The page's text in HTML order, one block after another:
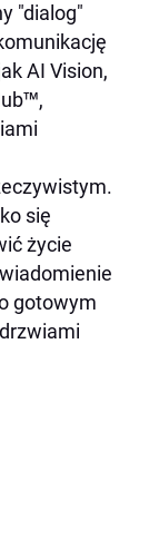
"dialog"
AI Vision,
się
życie
gotowym